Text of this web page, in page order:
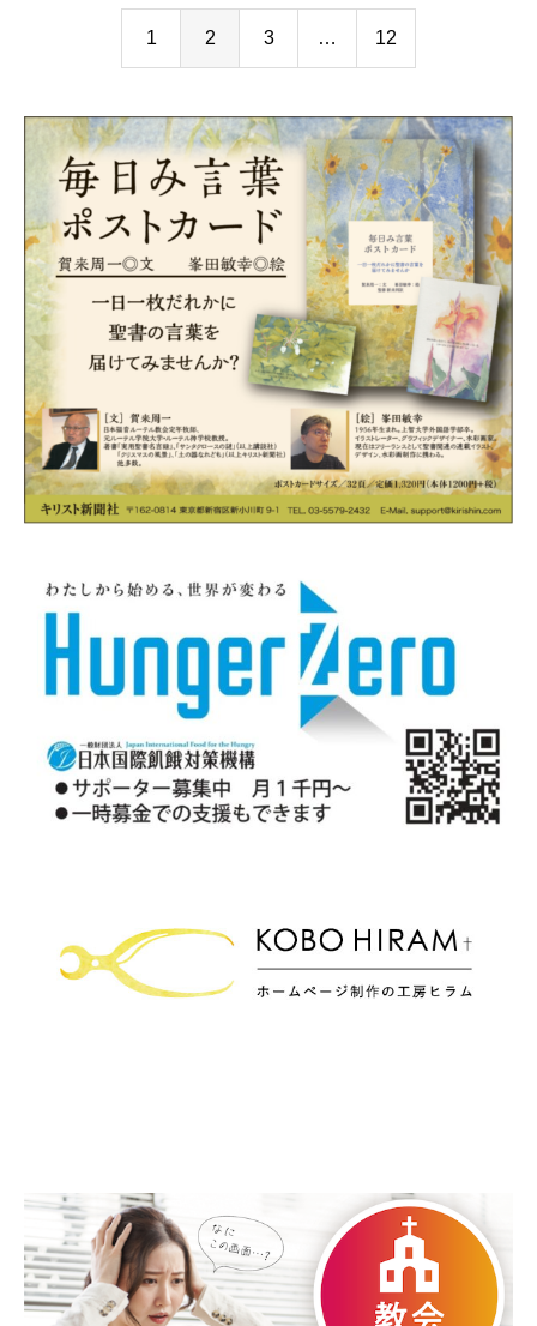
1 2 3 … 12